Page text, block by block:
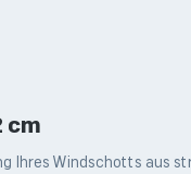
cm